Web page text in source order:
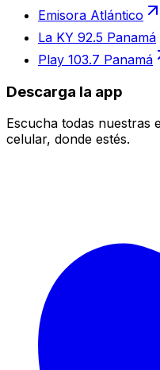
Emisora Atlántico
La KY 92.5 Panamá
Play 103.7 Panamá
Descarga la app
Escucha todas nuestras
celular, donde estés.